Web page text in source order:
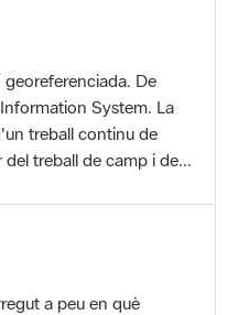
System. La
treball de camp i de...
una de les...